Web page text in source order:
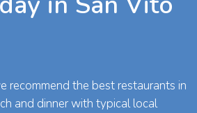
recommend the best restaurants in
and dinner with typical local